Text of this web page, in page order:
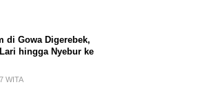
di Gowa Digerebek,
hingga Nyebur ke
WITA